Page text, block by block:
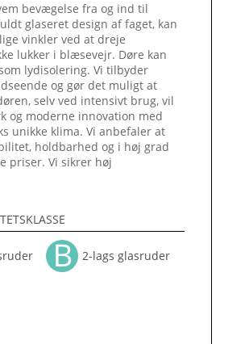
bevægelse fra og ind til
glaseret design af faget, kan
vinkler ved at dreje
lukker i blæsevejr. Døre kan
lydisolering. Vi tilbyder
og gør det muligt at
selv ved intensivt brug, vil
og moderne innovation med
unikke klima. Vi anbefaler at
holdbarhed og i høj grad
priser. Vi sikrer høj
2-lags glasruder